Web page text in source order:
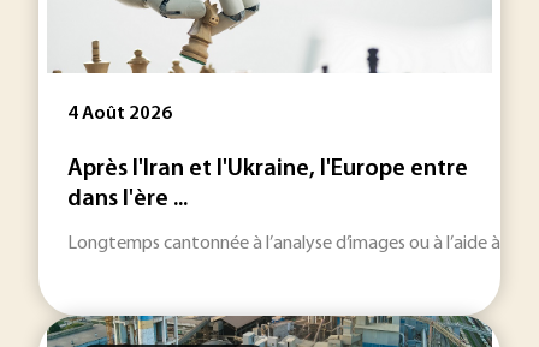
4 Août 2026
Après l'Iran et l'Ukraine, l'Europe entre
dans l'ère ...
Longtemps cantonnée à l’analyse d’images ou à l’aide à